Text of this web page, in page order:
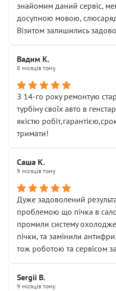
знайомим даний сервіс,
досупною мовою,
Візитом залишились
Вадим К.
8 місяців тому
З 14-го року ремонтую
турбіну своїх авто в
якістю
тримати!
Саша К.
9 місяців тому
Дуже задоволений
проблемою що пічка в
промили систему
пічки, та замінили
тож роботою та сервісом
Sergii B.
9 місяців тому